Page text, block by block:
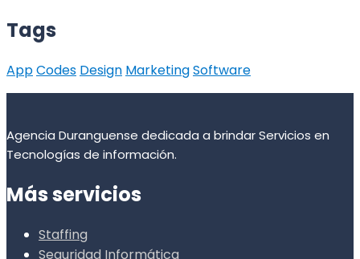
Tags
AppCodes Design MarketingSoftware
Agencia Duranguense dedicada a brindar Servicios en
Tecnologías de información.
Más servicios
Staffing
Seguridad Informática